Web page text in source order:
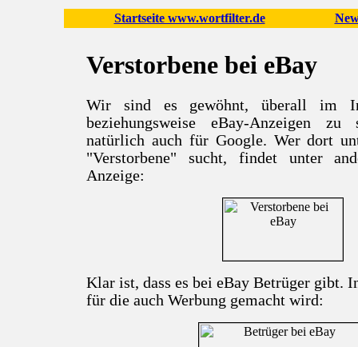
Startseite www.wortfilter.de
Verstorbene bei eBay
Wir sind es gewöhnt, überall im
beziehungsweise eBay-Anzeigen
natürlich auch für Google. Wer dort
"Verstorbene" sucht, findet unter
Anzeige:
Klar ist, dass es bei eBay Betrüger gibt.
für die auch Werbung gemacht wird: